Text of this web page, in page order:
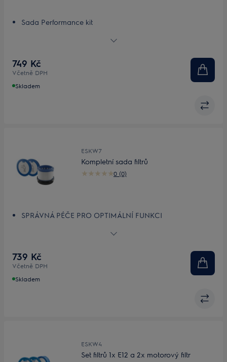
Sada Performance kit
Omyvatelné filtry
749 Kč
Včetně DPH
Skladem
ESKW7
0 (0)
Kompletní sada filtrů
SPRÁVNÁ PÉČE PRO OPTIMÁLNÍ FUNKCI
OMYVATELNÉ A￼OPAKOVANĚ POUŽITELNÉ FILTRY
739 Kč
Včetně DPH
Skladem
ESKW4
Set filtrů 1x E12 a 2x motorový filtr